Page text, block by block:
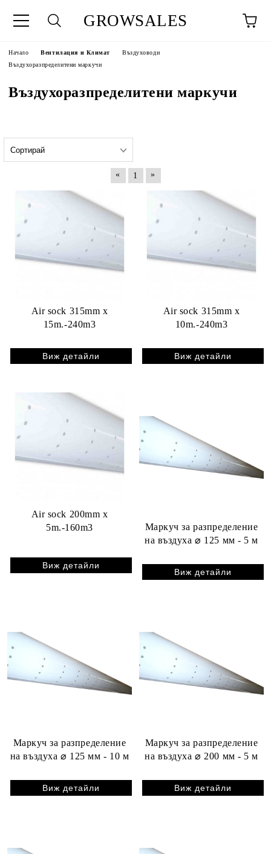
GROWSALES
Начало Вентилация и Климат
Въздуховоди
Въздухоразпределитени маркучи
Въздухоразпределитени маркучи
« 1 »
Air sock 315mm x
15m.-240m3
Виж детайли
Air sock 315mm x
10m.-240m3
Виж детайли
Air sock 200mm x
5m.-160m3
Виж детайли
Маркуч за разпределение
на въздуха ⌀ 125 мм - 5 м
Виж детайли
Маркуч за разпределение
на въздуха ⌀ 125 мм - 10 м
Виж детайли
Маркуч за разпределение
на въздуха ⌀ 200 мм - 5 м
Виж детайли